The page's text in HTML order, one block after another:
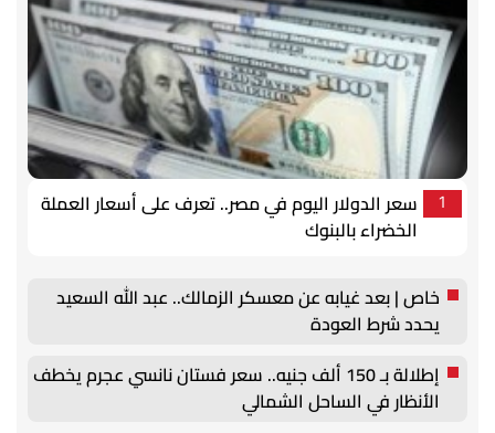
1
سعر الدولار اليوم في مصر.. تعرف على أسعار العملة
الخضراء بالبنوك
خاص | بعد غيابه عن معسكر الزمالك.. عبد الله السعيد
يحدد شرط العودة
إطلالة بـ 150 ألف جنيه.. سعر فستان نانسي عجرم يخطف
الأنظار في الساحل الشمالي